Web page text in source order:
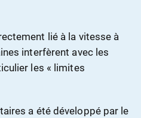
lié à la vitesse à
interfèrent avec les
les « limites
a été développé par le